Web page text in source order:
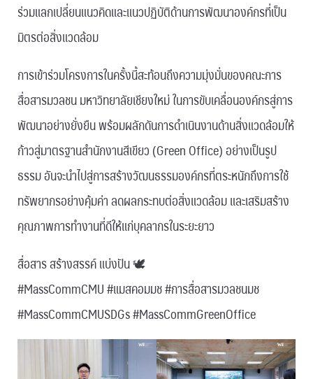
ร่วมแลกเปลี่ยนแนวคิดและแนวปฏิบัติด้านการพัฒนาองค์กรที่เป็น
มิตรต่อสิ่งแวดล้อม
การเข้าร่วมโครงการในครั้งนี้สะท้อนถึงความมุ่งมั่นของคณะการ
สื่อสารมวลชน มหาวิทยาลัยเชียงใหม่ ในการขับเคลื่อนองค์กรสู่การ
พัฒนาอย่างยั่งยืน พร้อมผลักดันการดำเนินงานด้านสิ่งแวดล้อมให้
ก้าวสู่มาตรฐานสำนักงานสีเขียว (Green Office) อย่างเป็นรูป
ธรรม อันจะนำไปสู่การสร้างวัฒนธรรมองค์กรที่ตระหนักถึงการใช้
ทรัพยากรอย่างคุ้มค่า ลดผลกระทบต่อสิ่งแวดล้อม และเสริมสร้าง
คุณภาพการทำงานที่ดีให้แก่บุคลากรในระยะยาว
สื่อสาร สร้างสรรค์ แบ่งปัน 🕊
#MassCommCMU #แมสคอมมช #การสื่อสารมวลชนมช
#MassCommCMUSDGs #MassCommGreenOffice